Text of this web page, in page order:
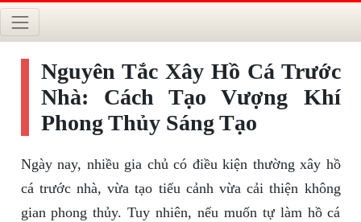
Nguyên Tắc Xây Hồ Cá Trước
Nhà: Cách Tạo Vượng Khí
Phong Thủy Sáng Tạo
Ngày nay, nhiều gia chủ có điều kiện thường xây hồ
cá trước nhà, vừa tạo tiểu cảnh vừa cải thiện không
gian phong thủy. Tuy nhiên, nếu muốn tự làm hồ cá